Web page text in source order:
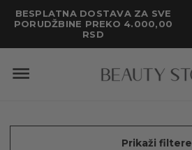
BESPLATNA DOSTAVA ZA SVE
PORUDŽBINE PREKO 4.000,00
RSD
Prikaži filtere